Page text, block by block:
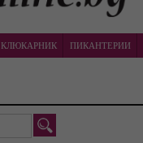
КЛЮКАРНИК ПИКАНТЕРИИ